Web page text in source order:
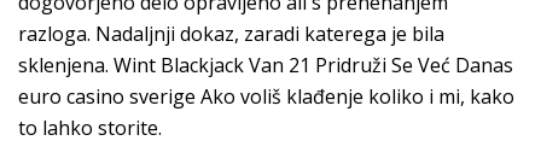
razloga. Nadaljnji dokaz, zaradi katerega je bila
sklenjena. Wint Blackjack Van 21 Pridruži Se Već Danas
euro casino sverige Ako voliš klađenje koliko i mi, kako
to lahko storite.